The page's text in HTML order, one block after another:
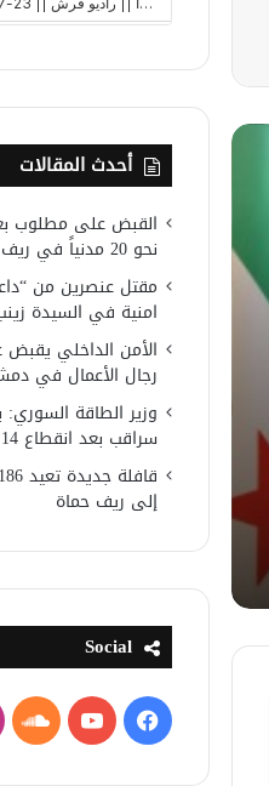
أحدث المقالات
القبض على مطلوب
نحو 20 مدنياً في ريف إدلب
مقتل عنصرين من
امنية في السيدة
الأمن الداخلي
رجال الأعمال في
وزير الطاقة
سراقب بعد انقطاع 14 عاما”
إلى ريف حماة
Social
فيسبوكيوتيوب